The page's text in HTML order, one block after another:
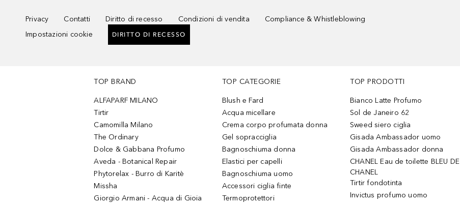
Privacy Contatti Diritto di recesso Condizioni di vendita
Compliance & Whistleblowing
Impostazioni cookie
DIRITTO DI RECESSO
TOP BRAND
ALFAPARF MILANO
Tirtir
Camomilla Milano
The Ordinary
Dolce & Gabbana Profumo
Aveda - Botanical Repair
Phytorelax - Burro di Karitè
Missha
Giorgio Armani - Acqua di Gioia
TOP CATEGORIE
Blush e Fard
Acqua micellare
Crema corpo profumata donna
Gel sopracciglia
Bagnoschiuma donna
Elastici per capelli
Bagnoschiuma uomo
Accessori ciglia finte
Termoprotettori
TOP PRODOTTI
Bianco Latte Profumo
Sol de Janeiro 62
Sweed siero ciglia
Gisada Ambassador uomo
Gisada Ambassador donna
CHANEL Eau de toilette BLEU DE
CHANEL
Tirtir fondotinta
Invictus profumo uomo